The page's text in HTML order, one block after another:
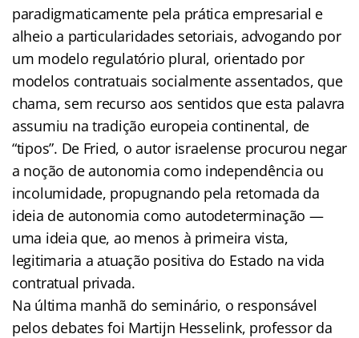
paradigmaticamente pela prática empresarial e
alheio a particularidades setoriais, advogando por
um modelo regulatório plural, orientado por
modelos contratuais socialmente assentados, que
chama, sem recurso aos sentidos que esta palavra
assumiu na tradição europeia continental, de
“tipos”. De Fried, o autor israelense procurou negar
a noção de autonomia como independência ou
incolumidade, propugnando pela retomada da
ideia de autonomia como autodeterminação —
uma ideia que, ao menos à primeira vista,
legitimaria a atuação positiva do Estado na vida
contratual privada.
Na última manhã do seminário, o responsável
pelos debates foi Martijn Hesselink, professor da